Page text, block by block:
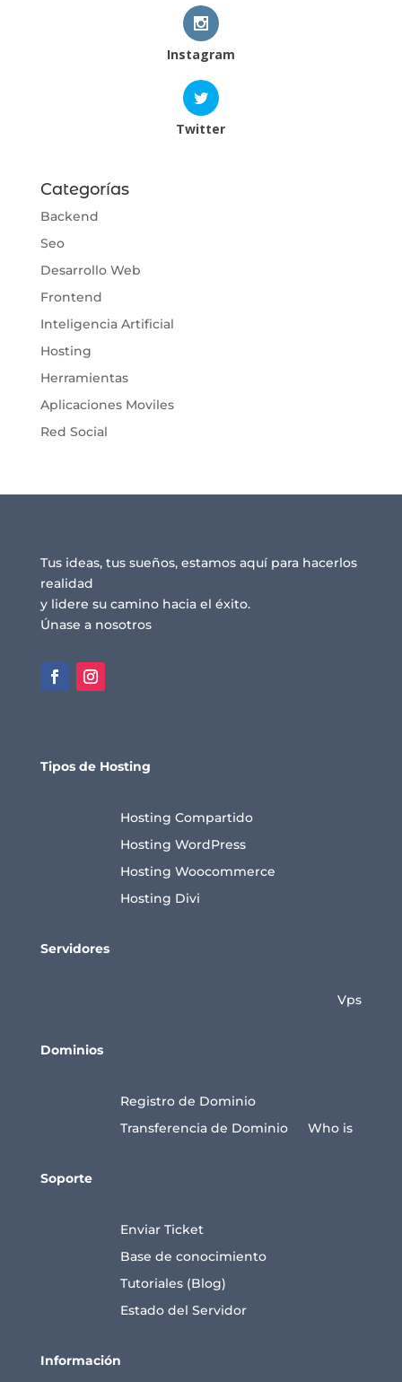
Instagram
Twitter
Categorías
Backend
Seo
Desarrollo Web
Frontend
Inteligencia Artificial
Hosting
Herramientas
Aplicaciones Moviles
Red Social
Tus ideas, tus sueños, estamos aquí para hacerlos
realidad
y lidere su camino hacia el éxito.
Únase a nosotros
Tipos de Hosting
Hosting Compartido
Hosting WordPress
Hosting Woocommerce
Hosting Divi
Servidores
Vps
Dominios
Registro de Dominio
Transferencia de Dominio
Who is
Soporte
Enviar Ticket
Base de conocimiento
Tutoriales (Blog)
Estado del Servidor
Información